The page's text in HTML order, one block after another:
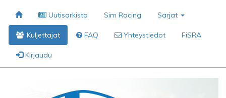
Uutisarkisto Sim Racing Sarjat
Kuljettajat FAQ Yhteystiedot FiSRA
Kirjaudu